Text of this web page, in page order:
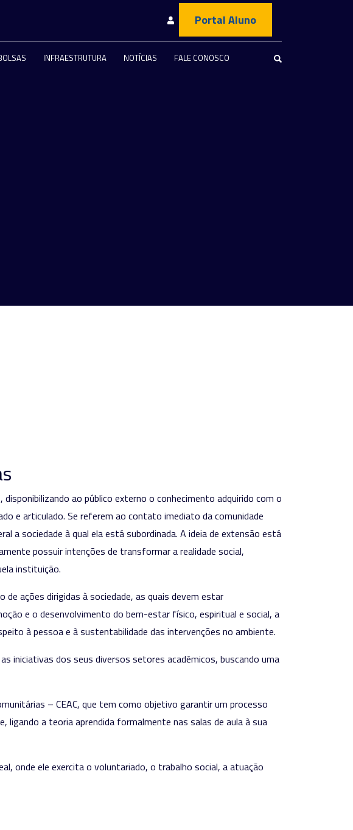
Portal Aluno
INFRAESTRUTURA NOTÍCIAS FALE CONOSCO
ao público externo o conhecimento adquirido com o
e articulado. Se referem ao contato imediato da comunidade
a sociedade à qual ela está subordinada. A ideia de extensão está
possuir intenções de transformar a realidade social,
instituição.
ações dirigidas à sociedade, as quais devem estar
e o desenvolvimento do bem-estar físico, espiritual e social, a
à pessoa e à sustentabilidade das intervenções no ambiente.
iniciativas dos seus diversos setores acadêmicos, buscando uma
– CEAC, que tem como objetivo garantir um processo
ligando a teoria aprendida formalmente nas salas de aula à sua
onde ele exercita o voluntariado, o trabalho social, a atuação